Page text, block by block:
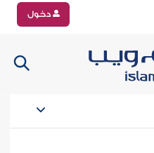
دخول